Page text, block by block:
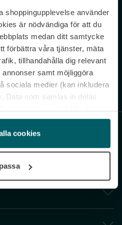
shoppingupplevelse använder
är nödvändiga för att du
medan ditt samtycke
förbättra våra tjänster, mäta
tillhandahålla dig relevant
samt möjliggöra
sociala medier (kan inkludera
Data som samlas in delas
samtliga cookies medan du
användningen av
samtycke när som helst.
cookies
du vår Integritetspolicy. Avprenumerera